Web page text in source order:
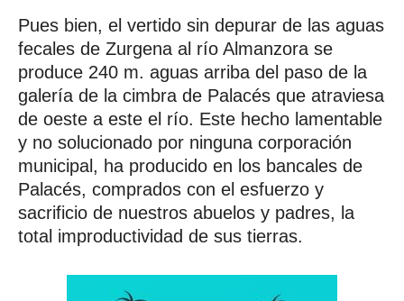
Pues bien, el vertido sin depurar de las aguas
fecales de Zurgena al río Almanzora se
produce 240 m. aguas arriba del paso de la
galería de la cimbra de Palacés que atraviesa
de oeste a este el río. Este hecho lamentable
y no solucionado por ninguna corporación
municipal, ha producido en los bancales de
Palacés, comprados con el esfuerzo y
sacrificio de nuestros abuelos y padres, la
total improductividad de sus tierras.